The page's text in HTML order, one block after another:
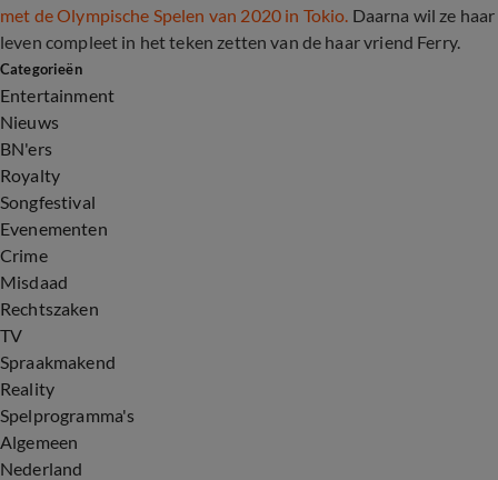
met de Olympische Spelen van 2020 in Tokio. Daarna wil ze haar
leven compleet in het teken zetten van de haar vriend Ferry.
Categorieën
Entertainment
Nieuws
BN'ers
Royalty
Songfestival
Evenementen
Crime
Misdaad
Rechtszaken
TV
Spraakmakend
Reality
Spelprogramma's
Algemeen
Nederland